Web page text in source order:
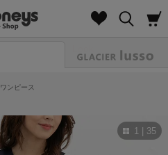
ワンピース
1 | 35